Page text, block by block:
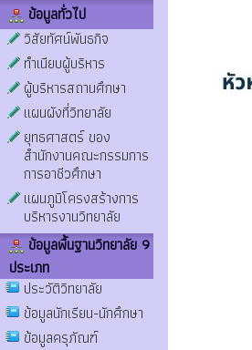
ข้อมูลทั่วไป
วิสัยทัศน์พันธกิจ
ทำเนียบผู้บริหาร
ผู้บริหารสถานศึกษา
แผนผังที่วิทยาลัย
ยุทธศาสตร์ ของ
สำนักงานคณะกรรมการ
การอาชีวศึกษา
แผนภูมิโครงสร้างการ
บริหารงานวิทยาลัย
ข้อมูลพื้นฐานวิทยาลัย 9
ประเภท
ประวัติวิทยาลัย
ข้อมูลนักเรียน-นักศึกษา
ข้อมูลครุภัณฑ์